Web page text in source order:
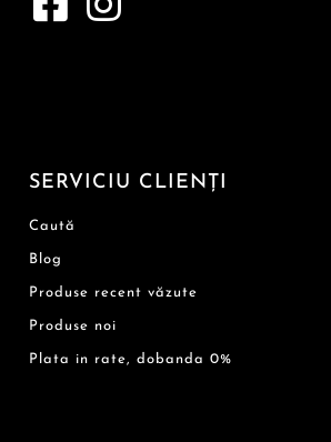
SERVICIU CLIENȚI
Caută
Blog
Produse recent văzute
Produse noi
Plata in rate, dobanda 0%